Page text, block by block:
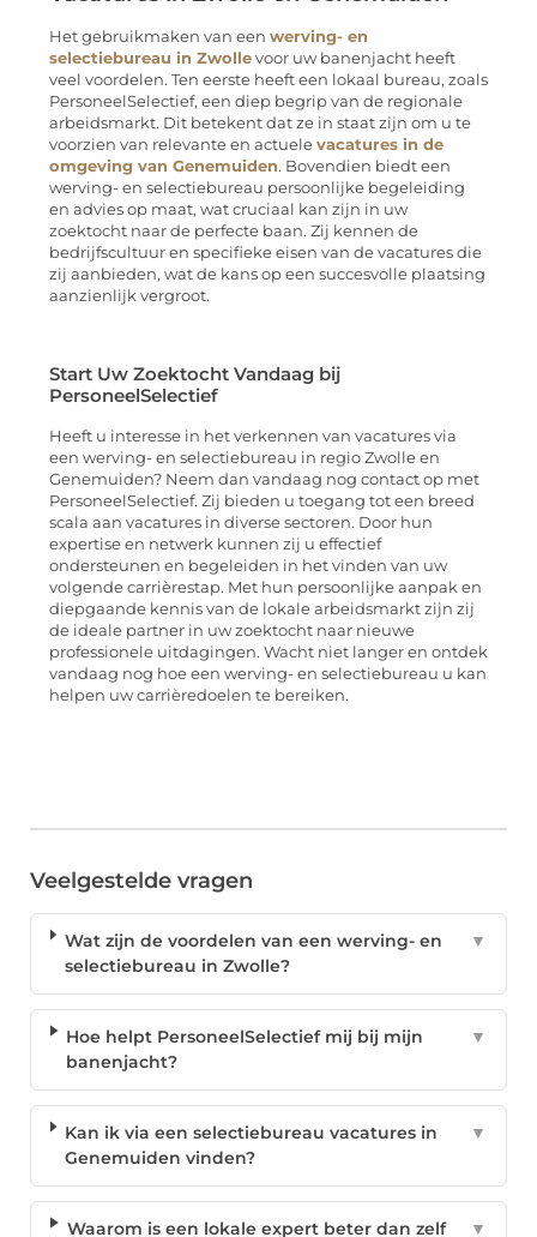
Het gebruikmaken van een werving- en
selectiebureau in Zwolle voor uw banenjacht heeft
veel voordelen. Ten eerste heeft een lokaal bureau, zoals
PersoneelSelectief, een diep begrip van de regionale
arbeidsmarkt. Dit betekent dat ze in staat zijn om u te
voorzien van relevante en actuele vacatures in de
omgeving van Genemuiden. Bovendien biedt een
werving- en selectiebureau persoonlijke begeleiding
en advies op maat, wat cruciaal kan zijn in uw
zoektocht naar de perfecte baan. Zij kennen de
bedrijfscultuur en specifieke eisen van de vacatures die
zij aanbieden, wat de kans op een succesvolle plaatsing
aanzienlijk vergroot.
Start Uw Zoektocht Vandaag bij
PersoneelSelectief
Heeft u interesse in het verkennen van vacatures via
een werving- en selectiebureau in regio Zwolle en
Genemuiden? Neem dan vandaag nog contact op met
PersoneelSelectief. Zij bieden u toegang tot een breed
scala aan vacatures in diverse sectoren. Door hun
expertise en netwerk kunnen zij u effectief
ondersteunen en begeleiden in het vinden van uw
volgende carrièrestap. Met hun persoonlijke aanpak en
diepgaande kennis van de lokale arbeidsmarkt zijn zij
de ideale partner in uw zoektocht naar nieuwe
professionele uitdagingen. Wacht niet langer en ontdek
vandaag nog hoe een werving- en selectiebureau u kan
helpen uw carrièredoelen te bereiken.
Veelgestelde vragen
Wat zijn de voordelen van een werving- en
selectiebureau in Zwolle?
▼
Hoe helpt PersoneelSelectief mij bij mijn
banenjacht?
▼
Kan ik via een selectiebureau vacatures in
Genemuiden vinden?
▼
Waarom is een lokale expert beter dan zelf
▼